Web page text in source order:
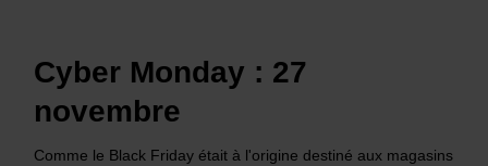
Cyber Monday : 27
novembre
Comme le Black Friday était à l'origine destiné aux magasins